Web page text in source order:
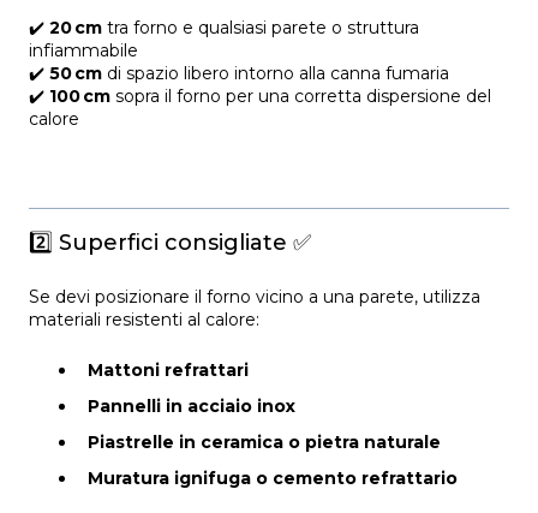
✔️ 20 cm tra forno e qualsiasi parete o struttura
infiammabile
✔️ 50 cm di spazio libero intorno alla canna fumaria
✔️ 100 cm sopra il forno per una corretta dispersione del
calore
2️⃣ Superfici consigliate ✅
Se devi posizionare il forno vicino a una parete, utilizza
materiali resistenti al calore:
Mattoni refrattari
Pannelli in acciaio inox
Piastrelle in ceramica o pietra naturale
Muratura ignifuga o cemento refrattario